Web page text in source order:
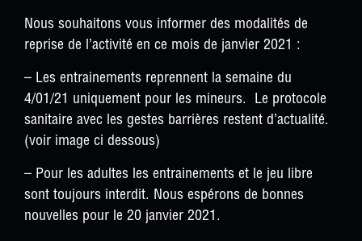
Nous souhaitons vous informer des modalités de
reprise de l’activité en ce mois de janvier 2021 :
– Les entrainements reprennent la semaine du
4/01/21 uniquement pour les mineurs. Le protocole
sanitaire avec les gestes barrières restent d’actualité.
(voir image ci dessous)
– Pour les adultes les entrainements et le jeu libre
sont toujours interdit. Nous espérons de bonnes
nouvelles pour le 20 janvier 2021.